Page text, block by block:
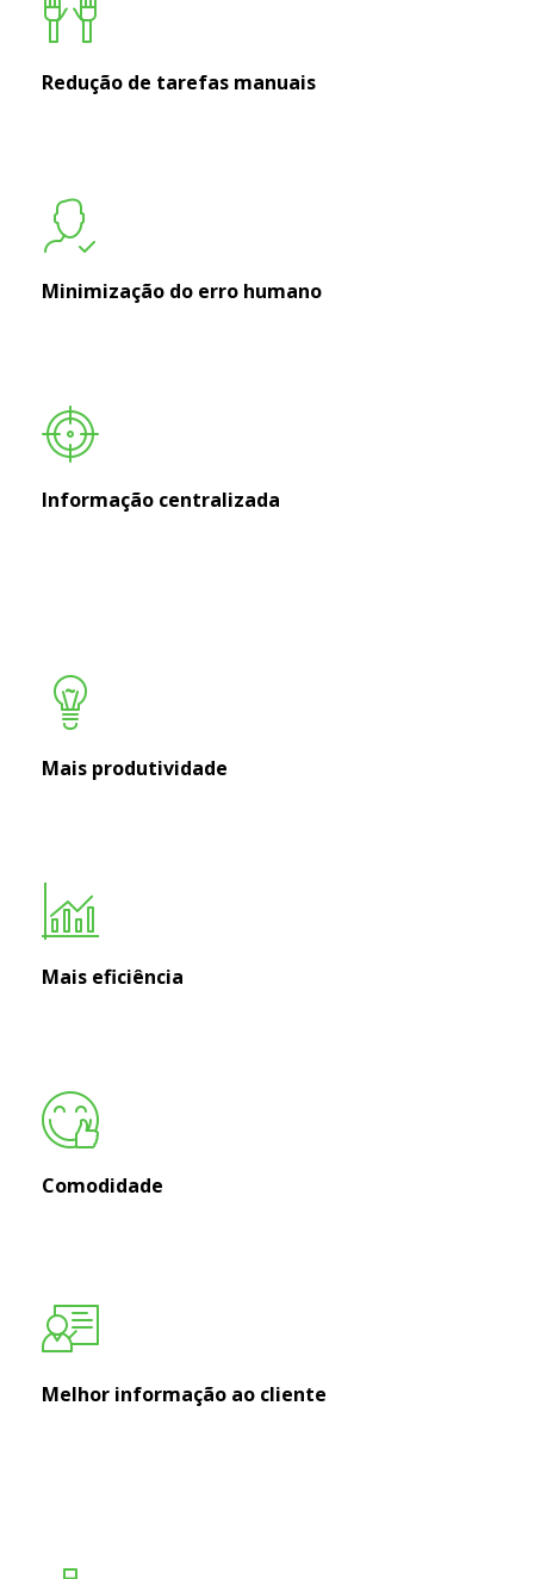
Redução de tarefas manuais
Minimização do erro humano
Informação centralizada
Mais produtividade
Mais eficiência
Comodidade
Melhor informação ao cliente